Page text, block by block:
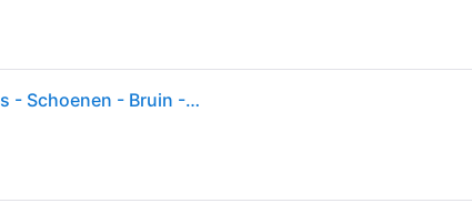
Copenhagen Studios - Mocassino - Dames - Schoenen - Bruin - Maat: 37 EU Leer